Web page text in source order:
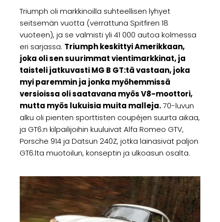
Triumph oli markkinoilla suhteellisen lyhyet
seitsemän vuotta (verrattuna Spitfiren 18
vuoteen), ja se valmisti yli 41 000 autoa kolmessa
eri sarjassa. Triumph keskittyi Amerikkaan,
joka oli sen suurimmat vientimarkkinat, ja
taisteli jatkuvasti MG B GT:tä vastaan, joka
myi paremmin ja jonka myöhemmissä
versioissa oli saatavana myös V8-moottori,
mutta myös lukuisia muita malleja.70-luvun
alku oli pienten sporttisten coupéjen suurta aikaa,
ja GT6:n kilpailijoihin kuuluivat Alfa Romeo GTV,
Porsche 914 ja Datsun 240Z, jotka lainasivat paljon
GT6:lta muotoilun, konseptin ja ulkoasun osalta.